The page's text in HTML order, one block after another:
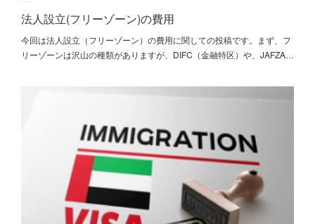
法人設立(フリーゾーン)の費用
今回は法人設立（フリーゾーン）の費用に関しての投稿です。まず、フ
リーゾーンは沢山の種類がありますが、DIFC（金融特区）や、JAFZA…